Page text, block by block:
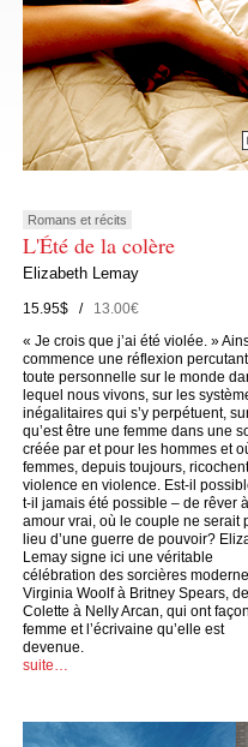
Romans et récits
L'Été de la colère
Elizabeth Lemay
15.95$ /13.00€
« Je crois que j’ai été violée. »
commence une réflexion
toute personnelle sur le monde
lequel nous vivons, sur les
inégalitaires qui s’y perpétuent,
qu’est être une femme dans une
créée par et pour les hommes et
femmes, depuis toujours,
violence en violence. Est-il
t-il jamais été possible – de rêver
amour vrai, où le couple ne serait
lieu d’une guerre de pouvoir?
Lemay signe ici une véritable
célébration des sorcières
Virginia Woolf à Britney Spears, de
Colette à Nelly Arcan, qui ont
femme et l’écrivaine qu’elle est
devenue.
suite…